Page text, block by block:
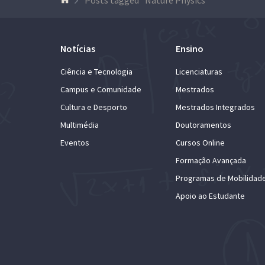
Notícias
Ciência e Tecnologia
Campus e Comunidade
Cultura e Desporto
Multimédia
Eventos
Ensino
Licenciaturas
Mestrados
Mestrados Integrados
Doutoramentos
Cursos Online
Formação Avançada
Programas de
Apoio ao Estudante